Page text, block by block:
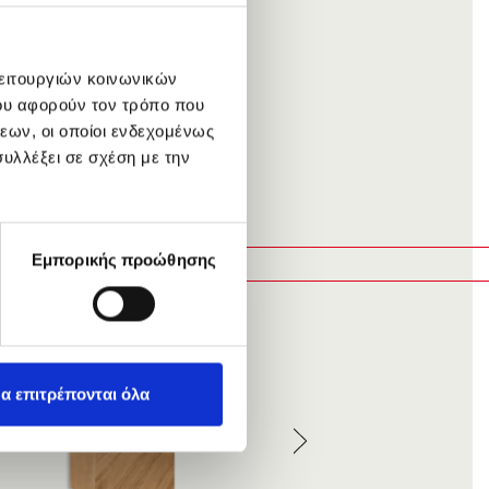
κοινωνικών
αφορούν τον τρόπο που
οι οποίοι ενδεχομένως
σε σχέση με την
Εμπορικής προώθησης
επιτρέπονται όλα
standing out
paying with a